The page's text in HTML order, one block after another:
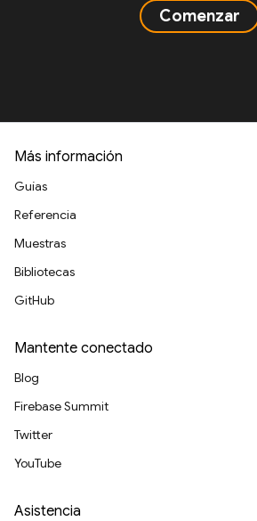
Comenzar
Más información
Guías
Referencia
Muestras
Bibliotecas
GitHub
Mantente conectado
Blog
Firebase Summit
Twitter
YouTube
Asistencia